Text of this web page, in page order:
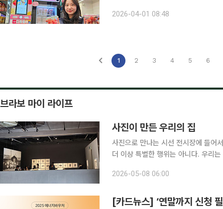
2026-04-01 08:48
1 2 3 4 5 6
브라보 마이 라이프
사진이 만든 우리의 집
사진으로 만나는 시선 전시장에 들어서는 순간, 익숙한 이미지들이 낯선 질문으로 돌아온다. 사진은
더 이상 특별한 행위는 아니다. 우리
십 번씩 반복하는 일상이 됐다. 그만
2026-05-08 06:00
[카드뉴스] ‘연말까지 신청